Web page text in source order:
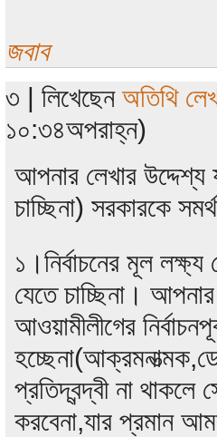
জবাব
৩ | লিখেছেন অতিথি
১০:৩৪অপরাহ্ন)
আপনার লেখার উদ্দেশ্য
চাচ্ছিনা) সরকারকে
১।নির্বাচনের মূল
যেতে চাচ্ছিনা।
আওয়ামীলীগের
প্রতিদ্বন্দ্বী না থাকলে
করবেনা,যার প্রমান